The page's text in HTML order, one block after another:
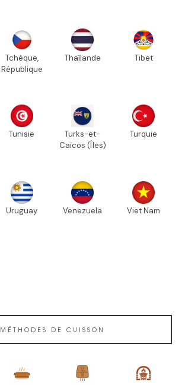
Tchèque,
République
Thaïlande Tibet
Tunisie
Turks-et-
Caïcos (Îles)
Turquie
Uruguay Venezuela Viet Nam
MÉTHODES DE CUISSON